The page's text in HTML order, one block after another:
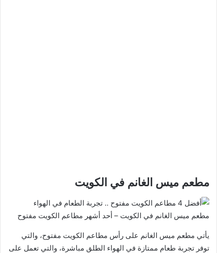
مطعم ميس الغانم في الكويت
مطعم ميس الغانم في الكويت – أحد أشهر مطاعم الكويت مفتوح
يأتي مطعم ميس الغانم على رأس مطاعم الكويت مفتوح، والتي
توفر تجربة طعام ممتازة في الهواء الطلق مباشرة، والتي تعمل على